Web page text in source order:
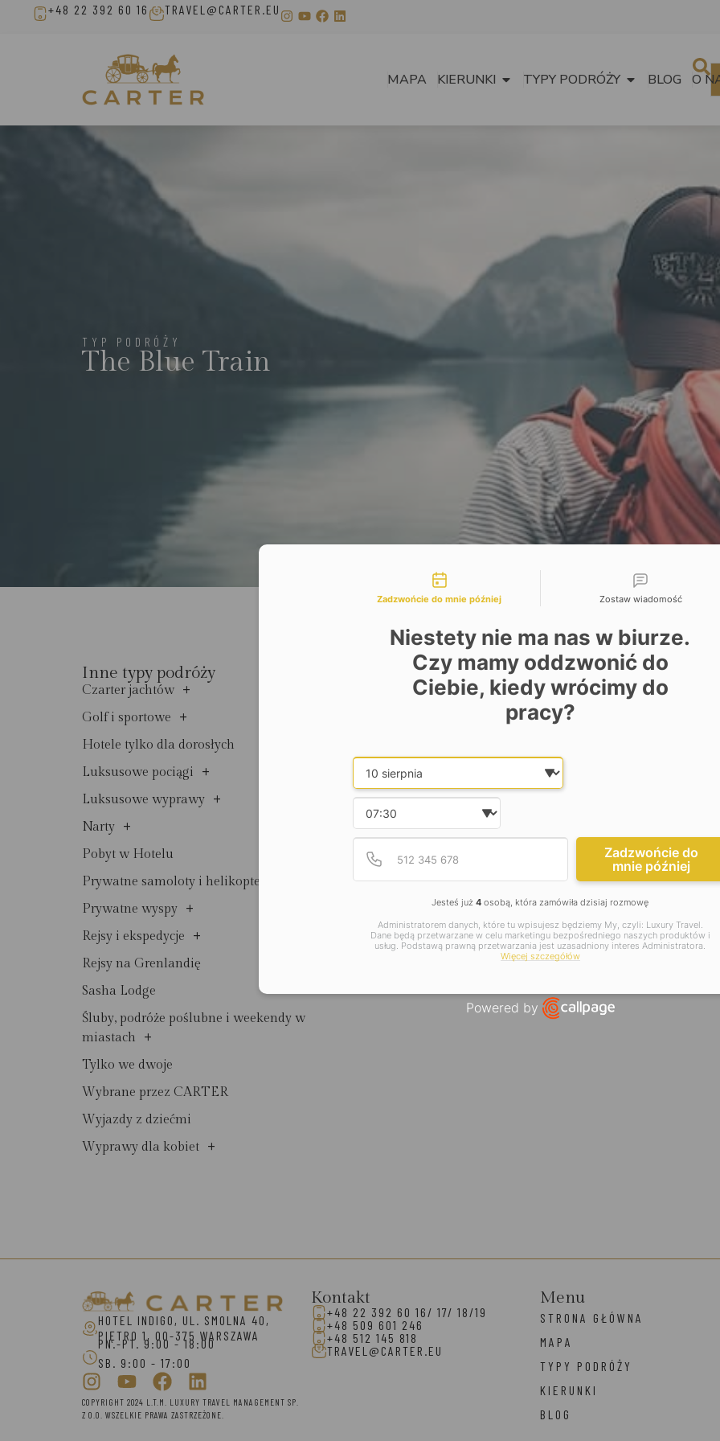
+48 22 392 60 16 TRAVEL@CARTER.EU
MAPA KIERUNKI TYPY PODRÓŻY BLOG O
TYP PODRÓŻY
The Blue Train
Inne typy podróży
Czarter jachtów +
Golf i sportowe +
Hotele tylko dla dorosłych
Luksusowe pociągi
+
Luksusowe wyprawy +
Narty +
Pobyt w Hotelu
Prywatne samoloty i helikoptery
Prywatne wyspy +
Rejsy i ekspedycje +
Rejsy na Grenlandię
Sasha Lodge
Śluby, podróże poślubne i weekendy w
miastach
+
Tylko we dwoje
Wybrane przez CARTER
Wyjazdy z dziećmi
Wyprawy dla kobiet +
HOTEL INDIGO, UL. SMOLNA 40,
PIĘTRO 1, 00-375 WARSZAWA
PN.-PT. 9:00 - 18:00
SB. 9:00 - 17:00
COPYRIGHT 2024 L.T.M. LUXURY TRAVEL MANAGEMENT SP.
Z O.O. WSZELKIE PRAWA ZASTRZEŻONE.
Kontakt
+48 22 392 60 16/ 17/ 18/19
+48 509 601 246
+48 512 145 818
TRAVEL@CARTER.EU
Menu
STRONA GŁÓWNA
MAPA
TYPY PODRÓŻY
KIERUNKI
BLOG
Możliwości kontaktu
Zadzwońcie do mnie później Zostaw wiadomość
Niestety nie ma nas w biurze.
Czy mamy oddzwonić do
Ciebie, kiedy wrócimy do
pracy?
Date and time slection for
Wybierz datę
Numer telefonu
Podaj poprawny numer
Zadzwońcie do
mnie później
Jesteś już 4 osobą, która zamówiła dzisiaj rozmowę
Administratorem danych, które tu wpisujesz będziemy My, czyli: Luxury Travel.
Dane będą przetwarzane w celu marketingu bezpośredniego naszych produktów i
usług. Podstawą prawną przetwarzania jest uzasadniony interes Administratora.
Więcej szczegółów
Powered by